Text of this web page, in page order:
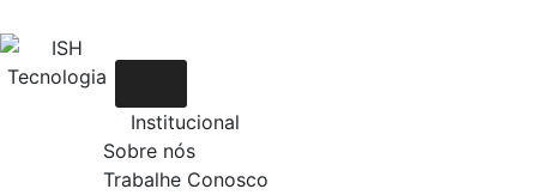
Institucional
Sobre nós
Trabalhe Conosco